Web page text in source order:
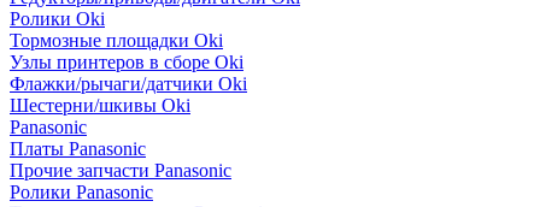
Ролики Oki
Тормозные площадки Oki
Узлы принтеров в сборе Oki
Флажки/рычаги/датчики Oki
Шестерни/шкивы Oki
Panasonic
Платы Panasonic
Прочие запчасти Panasonic
Ролики Panasonic